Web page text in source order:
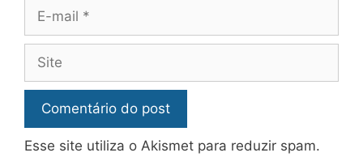
Esse site utiliza o Akismet para reduzir spam.